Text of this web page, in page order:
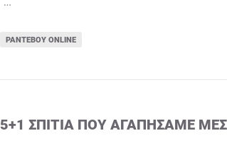
ΡΑΝΤΕΒΟΎ ONLINE
5+1 ΣΠΊΤΙΑ ΠΟΥ ΑΓΑΠΉΣΑΜΕ